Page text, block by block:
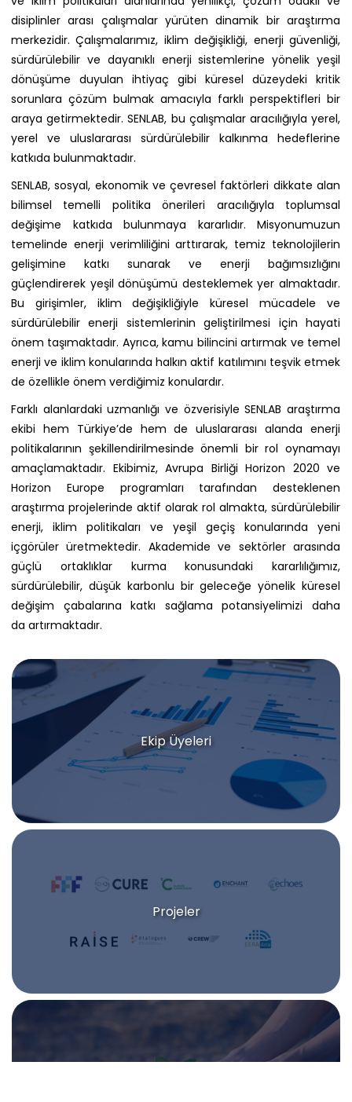
disiplinler arası çalışmalar yürüten dinamik bir araştırma
merkezidir. Çalışmalarımız, iklim değişikliği, enerji güvenliği,
sürdürülebilir ve dayanıklı enerji sistemlerine yönelik yeşil
dönüşüme duyulan ihtiyaç gibi küresel düzeydeki kritik
sorunlara çözüm bulmak amacıyla farklı perspektifleri bir
araya getirmektedir. SENLAB, bu çalışmalar aracılığıyla yerel,
yerel ve uluslararası sürdürülebilir kalkınma hedeflerine
katkıda bulunmaktadır.
SENLAB, sosyal, ekonomik ve çevresel faktörleri dikkate alan
bilimsel temelli politika önerileri aracılığıyla toplumsal
değişime katkıda bulunmaya kararlıdır. Misyonumuzun
temelinde enerji verimliliğini arttırarak, temiz teknolojilerin
gelişimine katkı sunarak ve enerji bağımsızlığını
güçlendirerek yeşil dönüşümü desteklemek yer almaktadır.
Bu girişimler, iklim değişikliğiyle küresel mücadele ve
sürdürülebilir enerji sistemlerinin geliştirilmesi için hayati
önem taşımaktadır. Ayrıca, kamu bilincini artırmak ve temel
enerji ve iklim konularında halkın aktif katılımını teşvik etmek
de özellikle önem verdiğimiz konulardır.
Farklı alanlardaki uzmanlığı ve özverisiyle SENLAB araştırma
ekibi hem Türkiye’de hem de uluslararası alanda enerji
politikalarının şekillendirilmesinde önemli bir rol oynamayı
amaçlamaktadır. Ekibimiz, Avrupa Birliği Horizon 2020 ve
Horizon Europe programları tarafından desteklenen
araştırma projelerinde aktif olarak rol almakta, sürdürülebilir
enerji, iklim politikaları ve yeşil geçiş konularında yeni
içgörüler üretmektedir. Akademide ve sektörler arasında
güçlü ortaklıklar kurma konusundaki kararlılığımız,
sürdürülebilir, düşük karbonlu bir geleceğe yönelik küresel
değişim çabalarına katkı sağlama potansiyelimizi daha
da artırmaktadır.
Ekip Üyeleri
Projeler